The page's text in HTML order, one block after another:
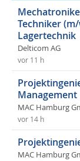
Techniker
Lagertechnik
Delticom AG
vor 11 h
Management
MAC Hamburg
vor 14 h
MAC Hamburg